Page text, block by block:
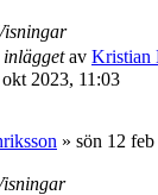
inläggetav Kristian
2023, 11:03
» sön 12